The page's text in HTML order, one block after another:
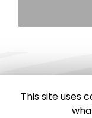
This site uses